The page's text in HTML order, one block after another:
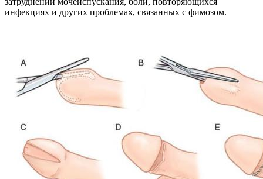
инфекциях и других проблемах, связанных с фимозом.